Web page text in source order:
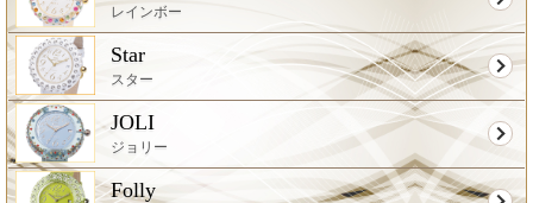
レインボー
Star
スター
JOLI
ジョリー
Folly